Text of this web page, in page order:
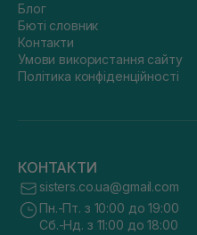
Блог
Бюті словник
Контакти
Умови використання сайту
Політика конфіденційності
КОНТАКТИ
sisters.co.ua@gmail.com
Пн.-Пт. з 10:00 до 19:00
Сб.-Нд. з 11:00 до 18:00